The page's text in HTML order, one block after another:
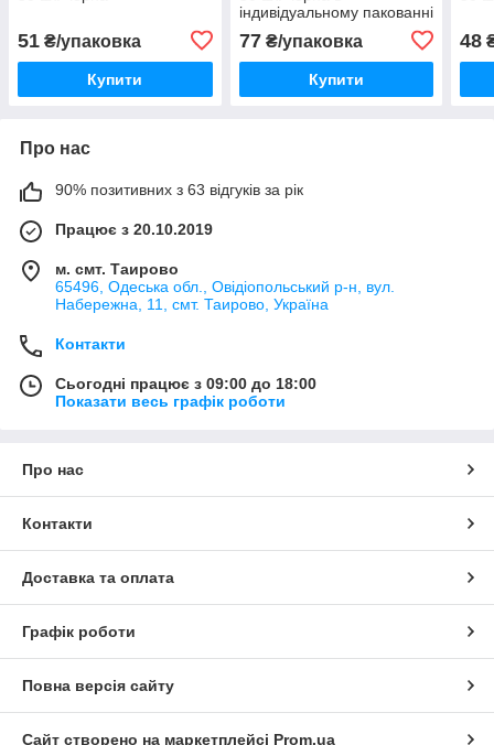
51 ₴/упаковка
Купити
індивідуальному пакованні
77₴/упаковка
Купити
48
Про нас
90% позитивних з 63 відгуків за рік
Працює з 20.10.2019
м. смт. Таирово
65496, Одеська обл., Овідіопольський р-н, вул.
Набережна, 11, смт. Таирово, Україна
Контакти
Сьогодні працює з 09:00 до 18:00
Показати весь графік роботи
Про нас
Контакти
Доставка та оплата
Графік роботи
Повна версія сайту
Сайт створено на маркетплейсі Prom.ua